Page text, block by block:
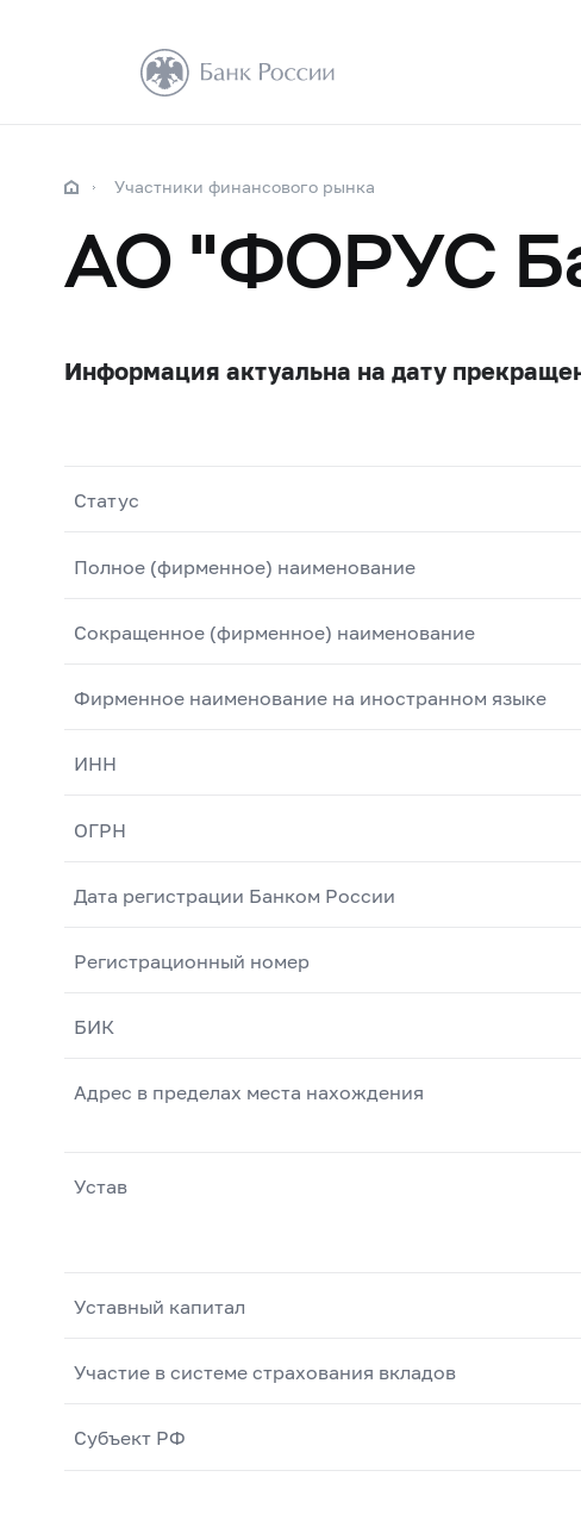
Участники финансового рынка
АО "ФОРУС
Информация актуальна на дату
Статус
Полное (фирменное) наименование
Сокращенное (фирменное) наименование
Фирменное наименование на иностранном языке
ИНН
ОГРН
Дата регистрации Банком России
Регистрационный номер
БИК
Адрес в пределах места нахождения
Устав
Уставный капитал
Участие в системе страхования вкладов
Субъект РФ